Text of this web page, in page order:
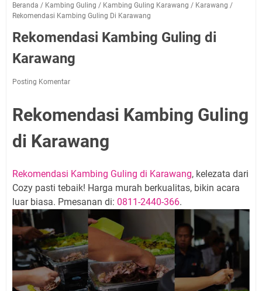
Beranda / Kambing Guling / Kambing Guling Karawang / Karawang /
Rekomendasi Kambing Guling Di Karawang
Rekomendasi Kambing Guling di
Karawang
Posting Komentar
Rekomendasi Kambing Guling
di Karawang
Rekomendasi Kambing Guling di Karawang, kelezata dari
Cozy pasti tebaik! Harga murah berkualitas, bikin acara
luar biasa. Pmesanan di: 0811-2440-366.